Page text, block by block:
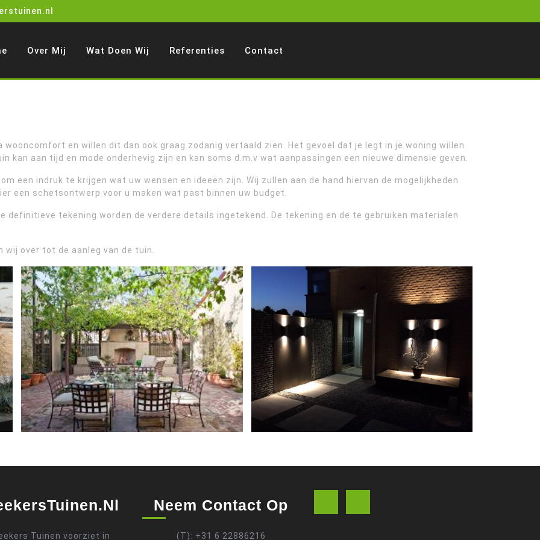
Over Mij Wat Doen Wij Referenties Contact
en willen dit dan ook graag zodanig vertaald zien. Het gevoel dat je legt in je woning willen
kan aan tijd en mode onderhevig zijn en kan soms d.m.v wat aanpassingen een nieuwe dimensie geven.
een indruk te krijgen wat uw wensen en ideeën zijn. Wij zullen aan de hand hiervan de mogelijkheden
een schetsontwerp voor u maken wat past binnen uw budget.
definitieve tekening worden de verdere details ingetekend. De tekening en de te gebruiken materialen
over tot de aanleg van de tuin.
Tuinen voorziet in
Neem Contact Op
(T): +31 6 22886216